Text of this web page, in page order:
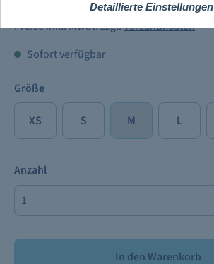
Preise inkl. MwSt. zzgl.Versandkosten
Sofort verfügbar
Größe
XS S M L
Anzahl
In den Warenkorb
Detaillierte Einstellungen